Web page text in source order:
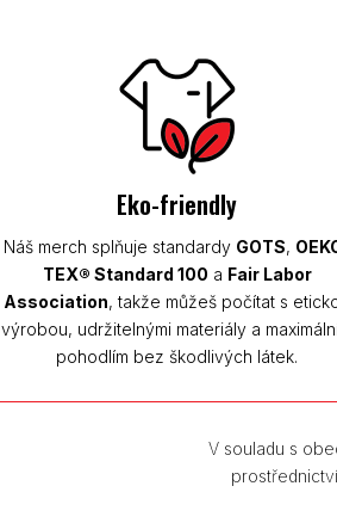
Eko-friendly
Náš merch splňuje standardy GOTS,
TEX® Standard 100 a Fair Labor
Association, takže můžeš počítat s
výrobou, udržitelnými materiály a
pohodlím bez škodlivých látek.
V souladu s